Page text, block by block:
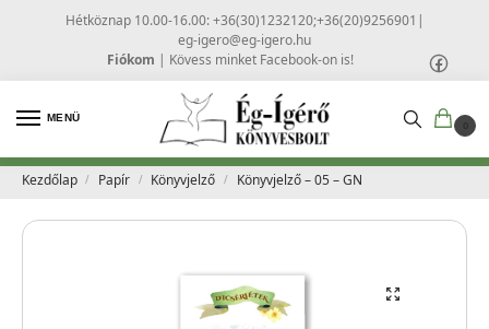
Hétköznap 10.00-16.00: +36(30)1232120;+36(20)9256901 |
eg-igero@eg-igero.hu
Fiókom | Kövess minket Facebook-on is!
MENÜ
0
Kezdőlap / Papír / Könyvjelző / Könyvjelző – 05 – GN